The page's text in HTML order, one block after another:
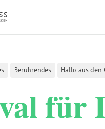
Berührendes Hallo aus den
für